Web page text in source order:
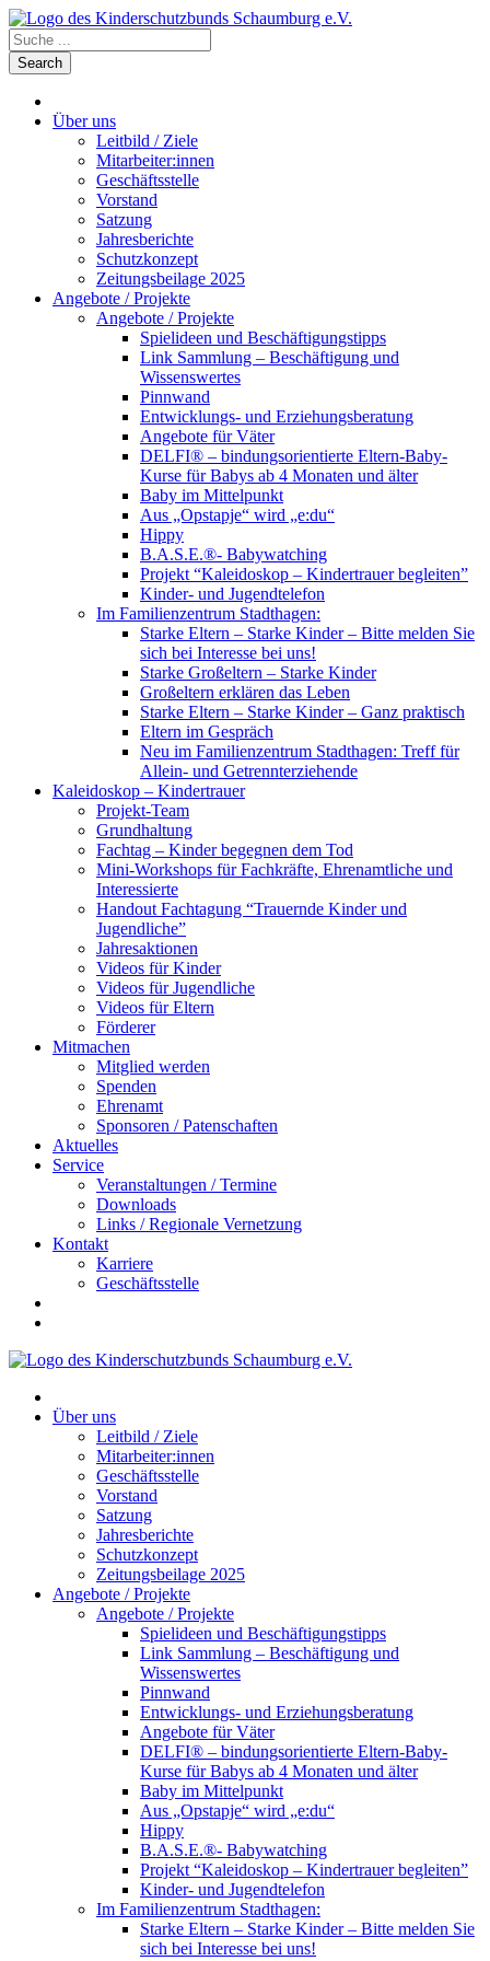
Über uns
Leitbild / Ziele
Mitarbeiter:innen
Geschäftsstelle
Vorstand
Satzung
Jahresberichte
Schutzkonzept
Zeitungsbeilage 2025
Angebote / Projekte
Angebote / Projekte
Spielideen und Beschäftigungstipps
Link Sammlung – Beschäftigung und
Wissenswertes
Pinnwand
Entwicklungs- und Erziehungsberatung
Angebote für Väter
DELFI® – bindungsorientierte Eltern-Baby-
Kurse für Babys ab 4 Monaten und älter
Baby im Mittelpunkt
Aus „Opstapje“ wird „e:du“
Hippy
B.A.S.E.®- Babywatching
Projekt “Kaleidoskop – Kindertrauer begleiten”
Kinder- und Jugendtelefon
Im Familienzentrum Stadthagen:
Starke Eltern – Starke Kinder – Bitte melden Sie
sich bei Interesse bei uns!
Starke Großeltern – Starke Kinder
Großeltern erklären das Leben
Starke Eltern – Starke Kinder – Ganz praktisch
Eltern im Gespräch
Neu im Familienzentrum Stadthagen: Treff für
Allein- und Getrennterziehende
Kaleidoskop – Kindertrauer
Projekt-Team
Grundhaltung
Fachtag – Kinder begegnen dem Tod
Mini-Workshops für Fachkräfte, Ehrenamtliche und
Interessierte
Handout Fachtagung “Trauernde Kinder und
Jugendliche”
Jahresaktionen
Videos für Kinder
Videos für Jugendliche
Videos für Eltern
Förderer
Mitmachen
Mitglied werden
Spenden
Ehrenamt
Sponsoren / Patenschaften
Aktuelles
Service
Veranstaltungen / Termine
Downloads
Links / Regionale Vernetzung
Kontakt
Karriere
Geschäftsstelle
Über uns
Leitbild / Ziele
Mitarbeiter:innen
Geschäftsstelle
Vorstand
Satzung
Jahresberichte
Schutzkonzept
Zeitungsbeilage 2025
Angebote / Projekte
Angebote / Projekte
Spielideen und Beschäftigungstipps
Link Sammlung – Beschäftigung und
Wissenswertes
Pinnwand
Entwicklungs- und Erziehungsberatung
Angebote für Väter
DELFI® – bindungsorientierte Eltern-Baby-
Kurse für Babys ab 4 Monaten und älter
Baby im Mittelpunkt
Aus „Opstapje“ wird „e:du“
Hippy
B.A.S.E.®- Babywatching
Projekt “Kaleidoskop – Kindertrauer begleiten”
Kinder- und Jugendtelefon
Im Familienzentrum Stadthagen:
Starke Eltern – Starke Kinder – Bitte melden Sie
sich bei Interesse bei uns!